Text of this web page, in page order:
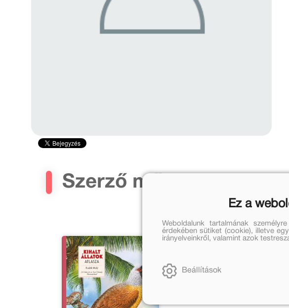
Szerző művei
Ez a
Weboldalunk tartalmának
érdekében sütiket (cookie), illetve
irányelveinkről, valamint azok
Beállítások